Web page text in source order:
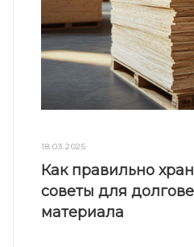
18.03.2025
Как правильно
советы для
материала